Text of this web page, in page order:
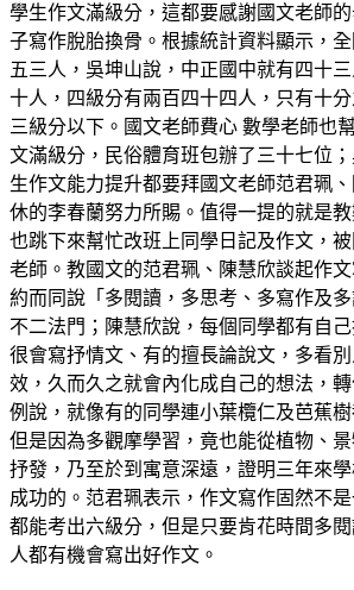
學生作文滿級分，這都要感謝國文老師
子寫作脫胎換骨。根據統計資料顯示，
五三人，吳坤山說，中正國中就有四十
十人，四級分有兩百四十四人，只有十
三級分以下。國文老師費心 數學老師也
文滿級分，民俗體育班包辦了三十七位
生作文能力提升都要拜國文老師范君珮
休的李春蘭努力所賜。值得一提的就是教
也跳下來幫忙改班上同學日記及作文，
老師。教國文的范君珮、陳慧欣談起作
約而同說「多閱讀，多思考、多寫作及
不二法門；陳慧欣說，每個同學都有自
很會寫抒情文、有的擅長論說文，多看
效，久而久之就會內化成自己的想法，
例說，就像有的同學連小葉欖仁及芭蕉樹
但是因為多觀摩學習，竟也能從植物、
抒發，乃至於到寓意深遠，證明三年來
成功的。范君珮表示，作文寫作固然不
都能考出六級分，但是只要肯花時間多
人都有機會寫出好作文。